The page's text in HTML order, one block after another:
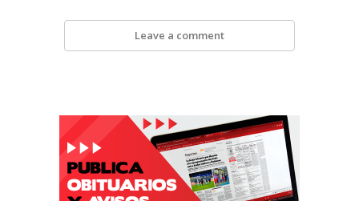
Leave a comment